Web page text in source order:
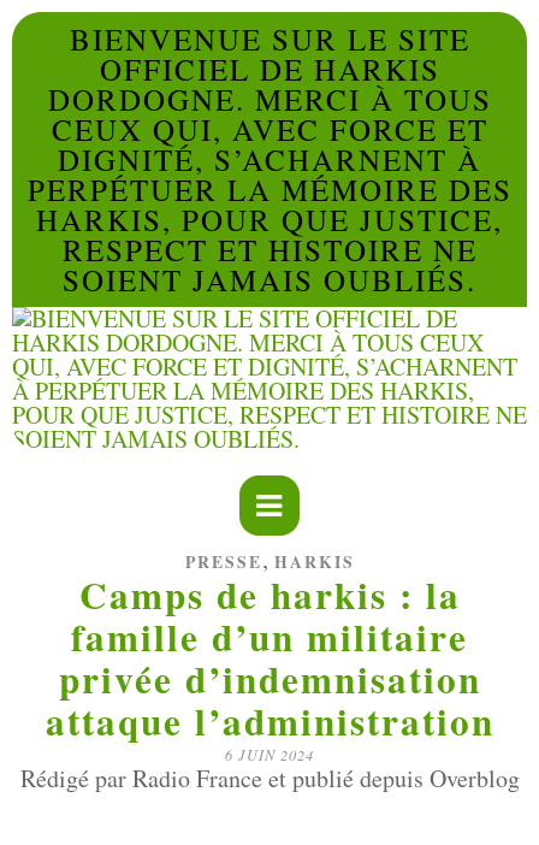
BIENVENUE SUR LE SITE
OFFICIEL DE HARKIS
DORDOGNE. MERCI À TOUS
CEUX QUI, AVEC FORCE ET
DIGNITÉ, S’ACHARNENT À
PERPÉTUER LA MÉMOIRE DES
HARKIS, POUR QUE JUSTICE,
RESPECT ET HISTOIRE NE
SOIENT JAMAIS OUBLIÉS.
PRESSE, HARKIS
Camps de harkis : la
famille d’un militaire
privée d’indemnisation
attaque l’administration
6 JUIN 2024
Rédigé par Radio France et publié depuis Overblog